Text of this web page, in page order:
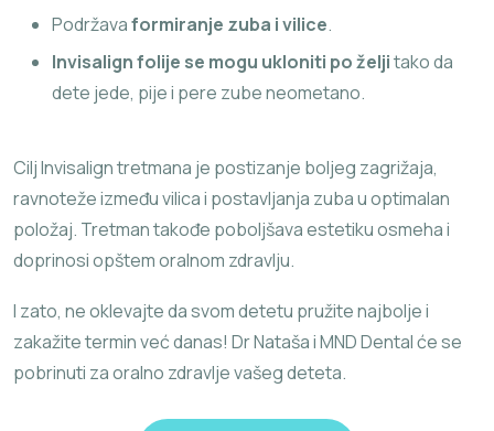
Podržavaformiranje zuba i vilice.
Invisalign folije se mogu ukloniti po željitako da
dete jede, pije i pere zube neometano.
Cilj Invisalign tretmana je postizanje boljeg zagrižaja,
ravnoteže između vilica i postavljanja zuba u optimalan
položaj. Tretman takođe poboljšava estetiku osmeha i
doprinosi opštem oralnom zdravlju.
I zato, ne oklevajte da svom detetu pružite najbolje i
zakažite termin već danas! Dr Nataša i MND Dental će se
pobrinuti za oralno zdravlje vašeg deteta.